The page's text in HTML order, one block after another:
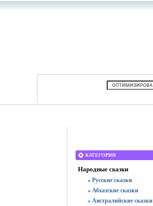
КАТЕГОРИИ
Народные сказки
» Русские сказки
» Абхазские сказки
» Австралийские сказки